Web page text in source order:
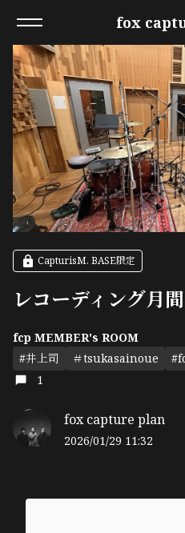
fox
CapturisM. BASE限定
レコーディング月間
fcp MEMBER's ROOM
#井上司
＃tsukasainoue
1
fox capture plan
2026/01/29 11:32